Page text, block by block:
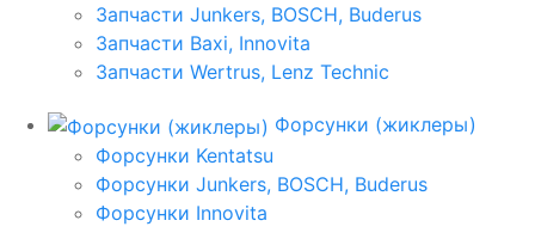
Запчасти Junkers, BOSCH, Buderus
Запчасти Baxi, Innovita
Запчасти Wertrus, Lenz Technic
Форсунки (жиклеры)
Форсунки Kentatsu
Форсунки Junkers, BOSCH, Buderus
Форсунки Innovita